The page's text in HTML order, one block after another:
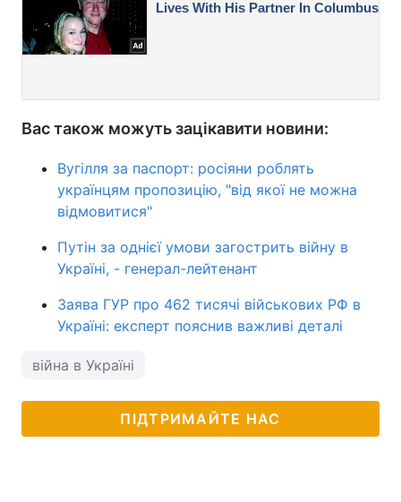
Вас також можуть зацікавити новини:
Вугілля за паспорт: росіяни роблять
українцям пропозицію, "від якої не можна
відмовитися"
Путін за однієї умови загострить війну в
Україні, - генерал-лейтенант
Заява ГУР про 462 тисячі військових РФ в
Україні: експерт пояснив важливі деталі
війна в Україні
ПІДТРИМАЙТЕ НАС